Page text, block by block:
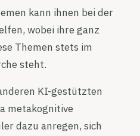
kann ihnen bei der
wobei ihre ganz
Themen stets im
steht.
KI-gestützten
metakognitive
dazu anregen, sich